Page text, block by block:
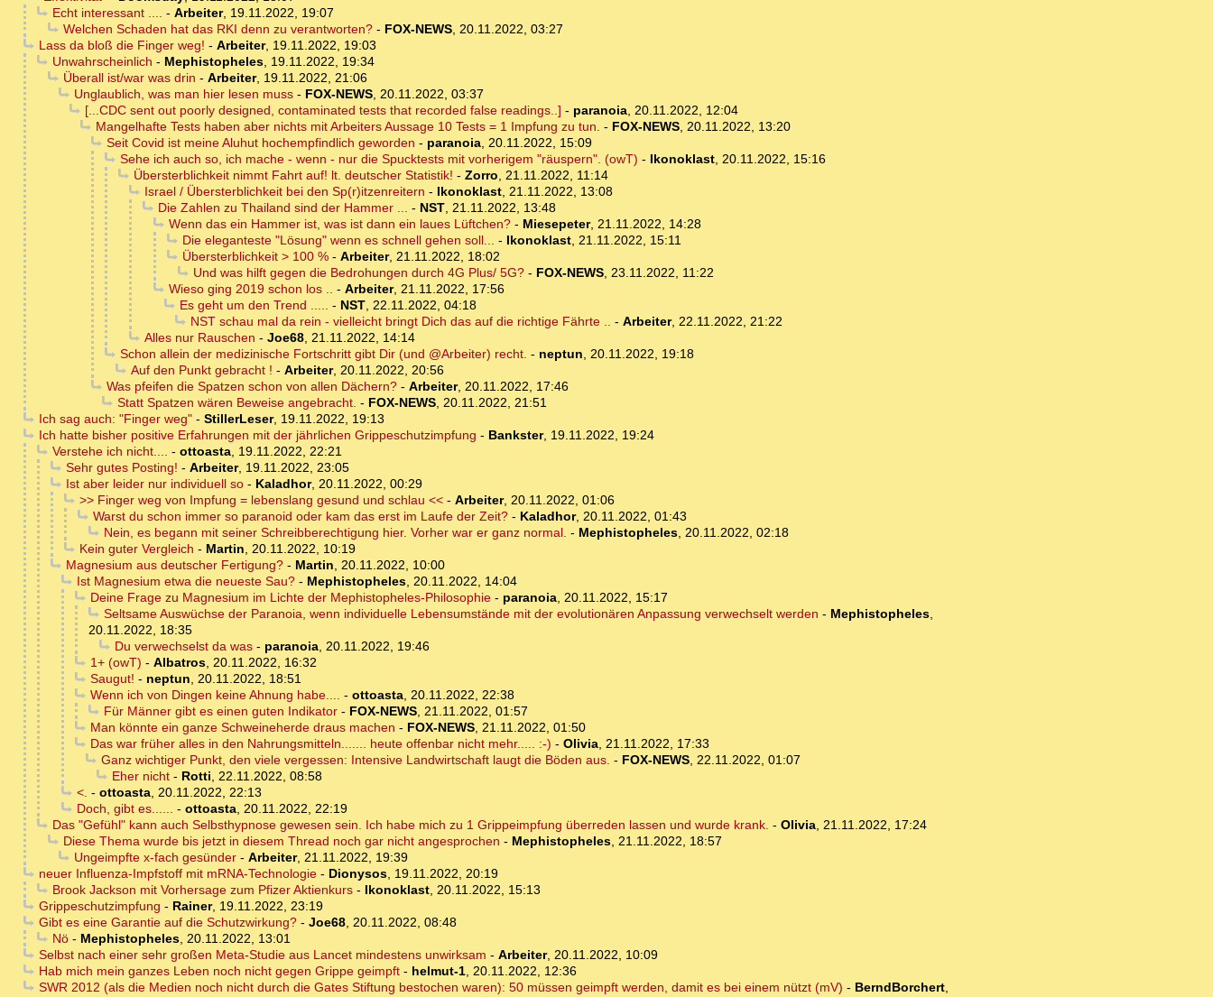
Echt interessant ....
- Arbeiter, 19.11.2022, 19:07
Welchen Schaden hat das RKI denn zu verantworten?- FOX-NEWS, 20.11.2022, 03:27
Lass da bloß die Finger weg! - Arbeiter, 19.11.2022, 19:03
Unwahrscheinlich - Mephistopheles, 19.11.2022, 19:34
Überall ist/war was drin - Arbeiter, 19.11.2022, 21:06
Unglaublich, was man hier lesen muss- FOX-NEWS, 20.11.2022, 03:37
[...CDC sent out poorly designed, contaminated tests that recorded false readings..] - paranoia, 20.11.2022, 12:04
Mangelhafte Tests haben aber nichts mit Arbeiters Aussage 10 Tests = 1 Impfung zu tun. - FOX-NEWS, 20.11.2022, 13:20
Seit Covid ist meine Aluhut hochempfindlich geworden - paranoia, 20.11.2022, 15:09
Sehe ich auch so, ich mache - wenn - nur die Spucktests mit vorherigem "räuspern". (owT) - Ikonoklast, 20.11.2022, 15:16
Übersterblichkeit nimmt Fahrt auf! lt. deutscher Statistik! - Zorro
21.11.2022, 11:14
Israel / Übersterblichkeit bei den Sp(r)itzenreitern - Ikonoklast, 21.11.2022, 13:08
Die Zahlen zu Thailand sind der Hammer ...
- NST, 21.11.2022, 13:48
Wenn das ein Hammer ist, was ist dann ein laues Lüftchen?- Miesepeter, 21.11.2022, 14:28
Die eleganteste "Lösung" wenn es schnell gehen soll...
- Ikonoklast, 21.11.2022, 15:11
Übersterblichkeit > 100 %- Arbeiter, 21.11.2022, 18:02
Und was hilft gegen die Bedrohungen durch 4G Plus/ 5G?- FOX-NEWS, 23.11.2022, 11:22
Wieso ging 2019 schon los ..
- Arbeiter, 21.11.2022, 17:56
Es geht um den Trend .....
- NST, 22.11.2022, 04:18
NST schau mal da rein - vielleicht bringt Dich das auf die richtige Fährte ..
- Arbeiter, 22.11.2022, 21:22
Alles nur Rauschen - Joe68, 21.11.2022, 14:14
Schon allein der medizinische Fortschritt gibt Dir (und @Arbeiter) recht. - neptun
20.11.2022, 19:18
Auf den Punkt gebracht ! - Arbeiter, 20.11.2022, 20:56
Was pfeifen die Spatzen schon von allen Dächern?- Arbeiter, 20.11.2022, 17:46
Statt Spatzen wären Beweise angebracht. - FOX-NEWS, 20.11.2022, 21:51
Ich sag auch: "Finger weg"- StillerLeser, 19.11.2022, 19:13
Ich hatte bisher positive Erfahrungen mit der jährlichen Grippeschutzimpfung - Bankster, 19.11.2022, 19:24
Verstehe ich nicht....
- ottoasta, 19.11.2022, 22:21
Sehr gutes Posting! - Arbeiter, 19.11.2022, 23:05
Ist aber leider nur individuell so- Kaladhor, 20.11.2022, 00:29
>> Finger weg von Impfung = lebenslang gesund und schlau <<- Arbeiter, 20.11.2022, 01:06
Warst du schon immer so paranoid oder kam das erst im Laufe der Zeit?- Kaladhor, 20.11.2022, 01:43
Nein, es begann mit seiner Schreibberechtigung hier. Vorher war er ganz normal. - Mephistopheles, 20.11.2022, 02:18
Kein guter Vergleich - Martin
20.11.2022, 10:19
Magnesium aus deutscher Fertigung?- Martin
20.11.2022, 10:00
Ist Magnesium etwa die neueste Sau?- Mephistopheles, 20.11.2022, 14:04
Deine Frage zu Magnesium im Lichte der Mephistopheles-Philosophie- paranoia, 20.11.2022, 15:17
Seltsame Auswüchse der Paranoia, wenn individuelle Lebensumstände mit der evolutionären Anpassung verwechselt werden - Mephistopheles,
20.11.2022, 18:35
Du verwechselst da was- paranoia, 20.11.2022, 19:46
1+ (owT) - Albatros, 20.11.2022, 16:32
Saugut! - neptun
20.11.2022, 18:51
Wenn ich von Dingen keine Ahnung habe....
- ottoasta, 20.11.2022, 22:38
Für Männer gibt es einen guten Indikator- FOX-NEWS, 21.11.2022, 01:57
Man könnte ein ganze Schweineherde draus machen - FOX-NEWS, 21.11.2022, 01:50
Das war früher alles in den Nahrungsmitteln....... heute offenbar nicht mehr..... :-) - Olivia, 21.11.2022, 17:33
Ganz wichtiger Punkt, den viele vergessen: Intensive Landwirtschaft laugt die Böden aus. - FOX-NEWS, 22.11.2022, 01:07
Eher nicht- Rotti
22.11.2022, 08:58
<. - ottoasta, 20.11.2022, 22:13
Doch, gibt es......
- ottoasta, 20.11.2022, 22:19
Das "Gefühl" kann auch Selbsthypnose gewesen sein. Ich habe mich zu 1 Grippeimpfung überreden lassen und wurde krank. - Olivia, 21.11.2022, 17:24
Diese Thema wurde bis jetzt in diesem Thread noch gar nicht angesprochen - Mephistopheles, 21.11.2022, 18:57
Ungeimpfte x-fach gesünder- Arbeiter, 21.11.2022, 19:39
neuer Influenza-Impfstoff mit mRNA-Technologie- Dionysos, 19.11.2022, 20:19
Brook Jackson mit Vorhersage zum Pfizer Aktienkurs- Ikonoklast, 20.11.2022, 15:13
Grippeschutzimpfung - Rainer, 19.11.2022, 23:19
Gibt es eine Garantie auf die Schutzwirkung?- Joe68, 20.11.2022, 08:48
Nö- Mephistopheles, 20.11.2022, 13:01
Selbst nach einer sehr großen Meta-Studie aus Lancet mindestens unwirksam - Arbeiter, 20.11.2022, 10:09
Hab mich mein ganzes Leben noch nicht gegen Grippe geimpft- helmut-1, 20.11.2022, 12:36
SWR 2012 (als die Medien noch nicht durch die Gates Stiftung bestochen waren): 50 müssen geimpft werden, damit es bei einem nützt (mV) - BerndBorchert,